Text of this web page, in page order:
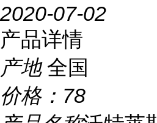
2020-07-02
产品详情
产地 全国
价格： 78